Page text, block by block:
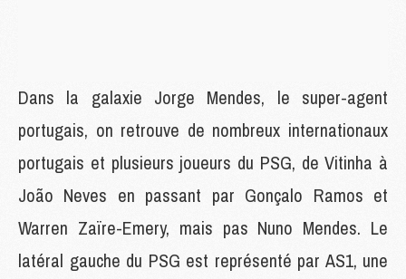
Dans la galaxie Jorge Mendes, le super-agent
portugais, on retrouve de nombreux internationaux
portugais et plusieurs joueurs du PSG, de Vitinha à
João Neves en passant par Gonçalo Ramos et
Warren Zaïre-Emery, mais pas Nuno Mendes. Le
latéral gauche du PSG est représenté par AS1, une